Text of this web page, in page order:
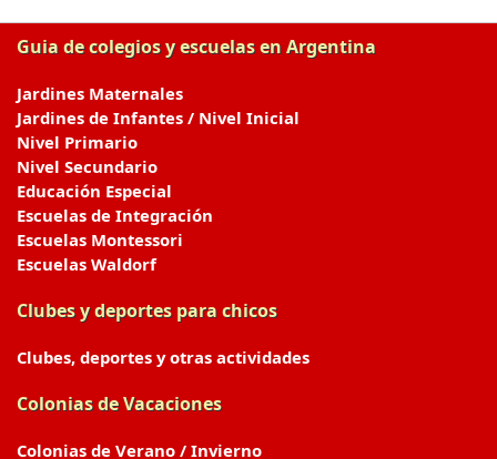
Guia de colegios y escuelas en Argentina
Jardines Maternales
Jardines de Infantes / Nivel Inicial
Nivel Primario
Nivel Secundario
Educación Especial
Escuelas de Integración
Escuelas Montessori
Escuelas Waldorf
Clubes y deportes para chicos
Clubes, deportes y otras actividades
Colonias de Vacaciones
Colonias de Verano / Invierno